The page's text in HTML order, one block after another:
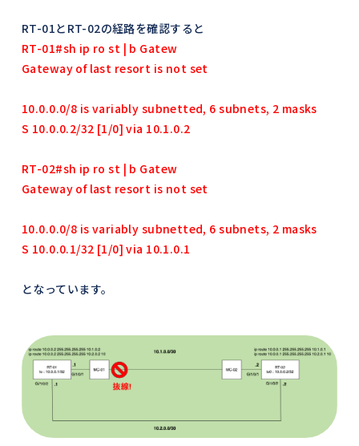
RT-01とRT-02の経路を確認すると
RT-01#sh ip ro st | b Gatew
Gateway of last resort is not set
10.0.0.0/8 is variably subnetted, 6 subnets, 2 masks
S 10.0.0.2/32 [1/0] via 10.1.0.2
RT-02#sh ip ro st | b Gatew
Gateway of last resort is not set
10.0.0.0/8 is variably subnetted, 6 subnets, 2 masks
S 10.0.0.1/32 [1/0] via 10.1.0.1
となっています。